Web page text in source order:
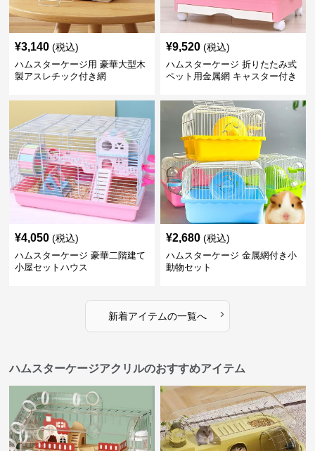
¥3,140 (税込)
ハムスターケージ用 豪華大型木
製アスレチック付き網
¥9,520 (税込)
ハムスターケージ 折りたたみ式
ペット用金属網 キャスター付き
¥4,050 (税込)
ハムスターケージ 豪華二階建て
小屋セットハウス
¥2,680 (税込)
ハムスターケージ 金属網付き小
動物セット
新着アイテムの一覧へ ›
ハムスターケージアクリルのおすすめアイテム